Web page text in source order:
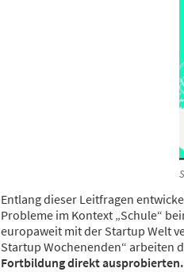
Entlang dieser Leitfragen
Probleme im Kontext „Schule“
europaweit mit der Startup Welt
Startup Wochenenden“ arbeiten
Fortbildung direkt ausprobierten.